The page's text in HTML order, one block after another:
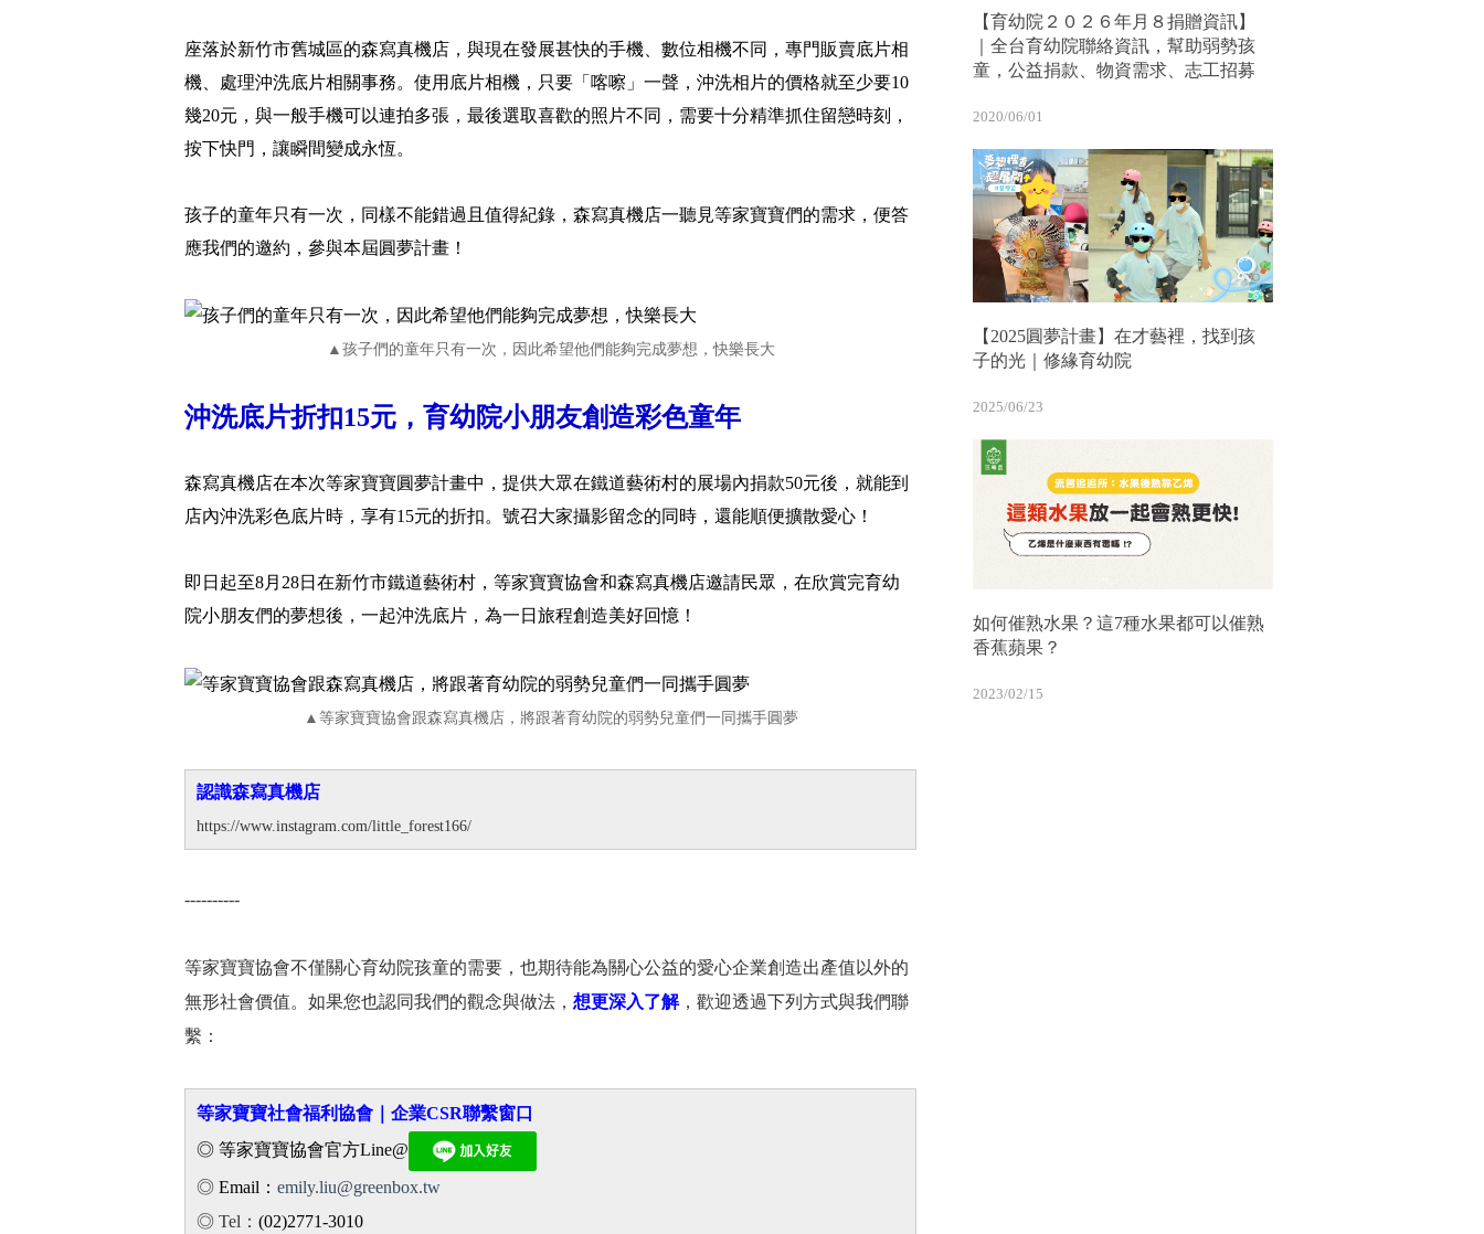
座落於新竹市舊城區的森寫真機店，與現在發展甚快的手機、數位相機不同，專門販賣底片相
機、處理沖洗底片相關事務。使用底片相機，只要「喀嚓」一聲，沖洗相片的價格就至少要10
幾20元，與一般手機可以連拍多張，最後選取喜歡的照片不同，需要十分精準抓住留戀時刻，
按下快門，讓瞬間變成永恆。
孩子的童年只有一次，同樣不能錯過且值得紀錄，森寫真機店一聽見等家寶寶們的需求，便答
應我們的邀約，參與本屆圓夢計畫！
▲孩子們的童年只有一次，因此希望他們能夠完成夢想，快樂長大
沖洗底片折扣15元，育幼院小朋友創造彩色童年
森寫真機店在本次等家寶寶圓夢計畫中，提供大眾在鐵道藝術村的展場內捐款50元後，就能到
店內沖洗彩色底片時，享有15元的折扣。號召大家攝影留念的同時，還能順便擴散愛心！
即日起至8月28日在新竹市鐵道藝術村，等家寶寶協會和森寫真機店邀請民眾，在欣賞完育幼
院小朋友們的夢想後，一起沖洗底片，為一日旅程創造美好回憶！
▲等家寶寶協會跟森寫真機店，將跟著育幼院的弱勢兒童們一同攜手圓夢
認識森寫真機店
https://www.instagram.com/little_forest166/
----------
等家寶寶協會不僅關心育幼院孩童的需要，也期待能為關心公益的愛心企業創造出產值以外的
無形社會價值。如果您也認同我們的觀念與做法， 想更深入了解，歡迎透過下列方式與我們聯
繫：
等家寶寶社會福利協會｜企業CSR聯繫窗口
◎ 等家寶寶協會官方Line@
◎ Email： emily.liu@greenbox.tw
◎ Tel： (02)2771-3010
【育幼院２０２６年月８捐贈資訊】
｜全台育幼院聯絡資訊，幫助弱勢孩
童，公益捐款、物資需求、志工招募
2020/06/01
【2025圓夢計畫】在才藝裡，找到孩
子的光｜修緣育幼院
2025/06/23
如何催熟水果？這7種水果都可以催熟
香蕉蘋果？
2023/02/15